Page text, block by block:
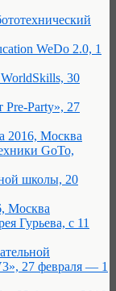
WeDo 2.0, 1
30
Pre-Party», 27
2016, Москва
GoTo,
школы, 20
Москва
Гурьева, с 11
27 февраля — 1